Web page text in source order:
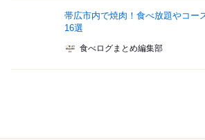
帯広市内で焼肉！食べ放題やコー
16選
食べログまとめ編集部